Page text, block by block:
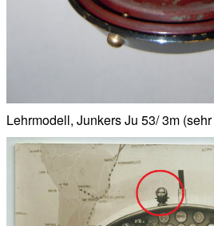
Lehrmodell, Junkers Ju 53/ 3m